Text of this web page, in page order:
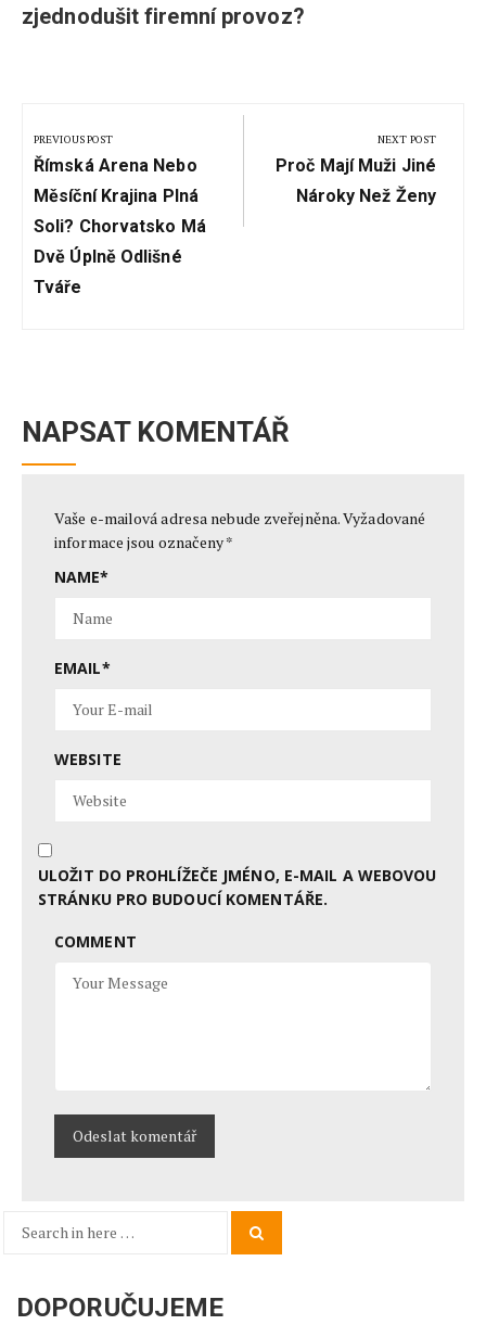
zjednodušit firemní provoz?
pro
příspěvek
PREVIOUS POST
Previous
Post:
Římská Arena Nebo
Měsíční Krajina Plná
Soli? Chorvatsko Má
Dvě Úplně Odlišné
Tváře
NEXT POST
Next
Post:
Proč Mají Muži Jiné
Nároky Než Ženy
NAPSAT KOMENTÁŘ
Vaše e-mailová adresa nebude zveřejněna.Vyžadované
informace jsou označeny*
NAME*
EMAIL*
WEBSITE
ULOŽIT DO PROHLÍŽEČE JMÉNO, E-MAIL A WEBOVOU
STRÁNKU PRO BUDOUCÍ KOMENTÁŘE.
COMMENT
Search
DOPORUČUJEME